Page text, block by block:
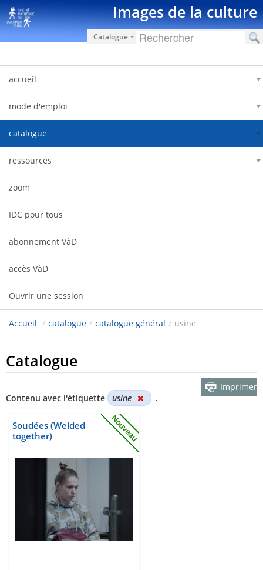
Saut au contenu Images de la culture
Catalogue
accueil
mode d'emploi
catalogue
ressources
zoom
IDC pour tous
abonnement VàD
accès VàD
Ouvrir une session
Accueil / catalogue / catalogue général / usine
Catalogue
Contenu avec l'étiquette usine .
Imprimer
Soudées (Welded
together)